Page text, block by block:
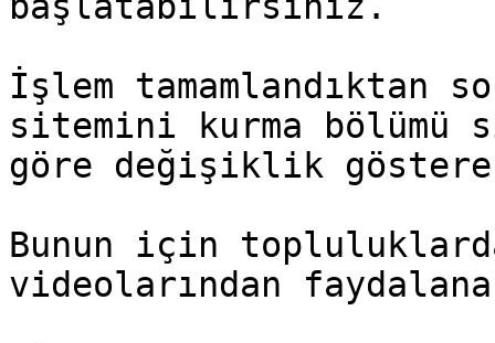
İşlem tamamlandıktan
sitemini kurma
göre değişiklik
Bunun için
videolarından